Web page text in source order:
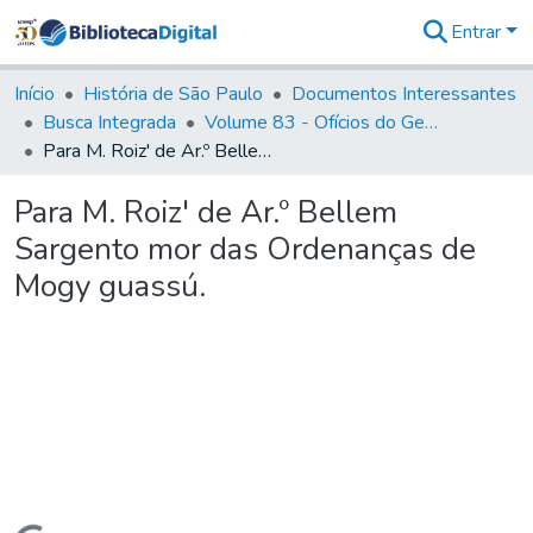
&
Coleções
Tudo na
Biblioteca
Estatísticas
Entrar
Início História de São Paulo
Documentos Interessantes
Busca Integrada
Volume 83 - Ofícios do General Martim Lopes Lobo de Saldanha (Governador da Capitania): 1780- 1782
Para M. Roiz' de Ar.º Bellem Sargento mor das Ordenanças de Mogy guassú.
Para M. Roiz' de Ar.º Bellem
Sargento mor das Ordenanças de
Mogy guassú.